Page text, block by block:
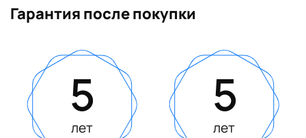
Гарантия после покупки
5
лет
5
лет